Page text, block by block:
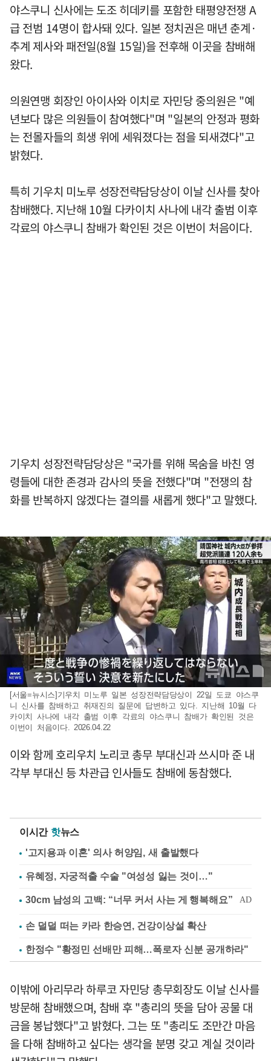
야스쿠니 신사에는 도조 히데키를 포함한 태평양전쟁 A
급 전범 14명이 합사돼 있다. 일본 정치권은 매년 춘계·
추계 제사와 패전일(8월 15일)을 전후해 이곳을 참배해
왔다.
의원연맹 회장인 아이사와 이치로 자민당 중의원은 "예
년보다 많은 의원들이 참여했다"며 "일본의 안정과 평화
는 전몰자들의 희생 위에 세워졌다는 점을 되새겼다"고
밝혔다.
특히 기우치 미노루 성장전략담당상이 이날 신사를 찾아
참배했다. 지난해 10월 다카이치 사나에 내각 출범 이후
각료의 야스쿠니 참배가 확인된 것은 이번이 처음이다.
기우치 성장전략담당상은 "국가를 위해 목숨을 바친 영
령들에 대한 존경과 감사의 뜻을 전했다"며 "전쟁의 참
화를 반복하지 않겠다는 결의를 새롭게 했다"고 말했다.
[서울=뉴시스]기우치 미노루 일본 성장전략담당상이 22일 도쿄 야스쿠
니 신사를 참배하고 취재진의 질문에 답변하고 있다. 지난해 10월 다
카이치 사나에 내각 출범 이후 각료의 야스쿠니 참배가 확인된 것은
이번이 처음이다. 2026.04.22
이와 함께 호리우치 노리코 총무 부대신과 쓰시마 준 내
각부 부대신 등 차관급 인사들도 참배에 동참했다.
이시간 핫뉴스
'고지용과 이혼' 의사 허양임, 새 출발했다
유혜정, 자궁적출 수술 "여성성 잃는 것이…"
손 덜덜 떠는 카라 한승연, 건강이상설 확산
한정수 "황정민 선배만 피해…폭로자 신분 공개하라"
이밖에 아리무라 하루코 자민당 총무회장도 이날 신사를
방문해 참배했으며, 참배 후 "총리의 뜻을 담아 공물 대
금을 봉납했다"고 밝혔다. 그는 또 "총리도 조만간 마음
을 다해 참배하고 싶다는 생각을 분명 갖고 계실 것이라